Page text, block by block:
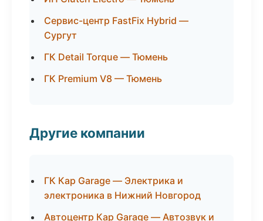
Сервис-центр FastFix Hybrid —
Сургут
ГК Detail Torque — Тюмень
ГК Premium V8 — Тюмень
Другие компании
ГК Кар Garage — Электрика и
электроника в Нижний Новгород
Автоцентр Кар Garage — Автозвук и